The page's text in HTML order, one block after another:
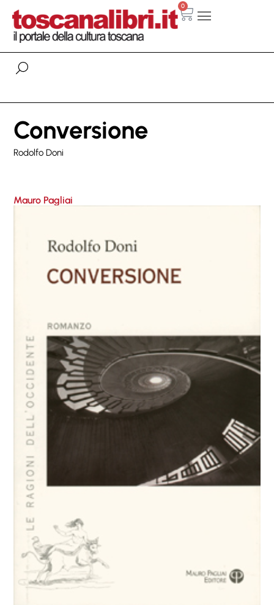
0
Conversione
Rodolfo Doni
Mauro Pagliai